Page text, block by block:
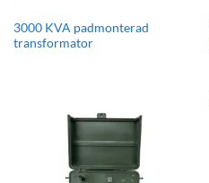
3000 KVA padmonterad
transformator